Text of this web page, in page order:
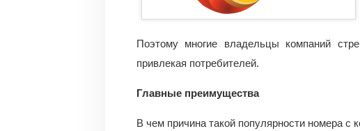
Поэтому многие владельцы компаний
привлекая потребителей.
Главные преимущества
В чем причина такой популярности номера с